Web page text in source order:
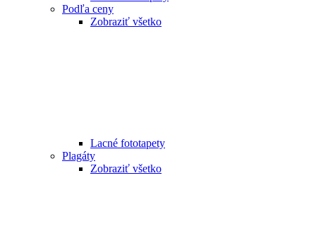
Podľa ceny
Zobraziť všetko
Lacné fototapety
Plagáty
Zobraziť všetko